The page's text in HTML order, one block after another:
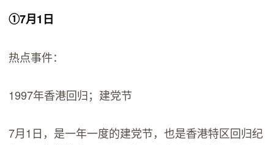
①7月1日
热点事件：
1997年香港回归；建党节
7月1日，是一年一度的建党节，也是香港特区回归纪